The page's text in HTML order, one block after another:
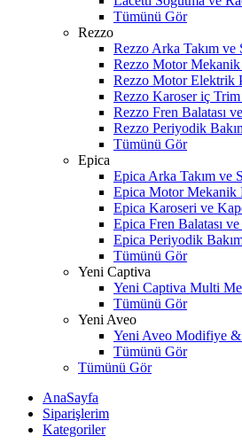
Tümünü Gör
Rezzo
Rezzo Arka Takım ve
Rezzo Motor Mekanik
Rezzo Motor Elektrik
Rezzo Karoser iç
Rezzo Fren Balatası
Rezzo Periyodik
Tümünü Gör
Epica
Epica Arka Takım ve
Epica Motor Mekanik
Epica Karoseri ve
Epica Fren Balatası
Epica Periyodik
Tümünü Gör
Yeni Captiva
Yeni Captiva Multi
Tümünü Gör
Yeni Aveo
Yeni Aveo Modifiye
Tümünü Gör
Tümünü Gör
AnaSayfa
Siparişlerim
Kategoriler